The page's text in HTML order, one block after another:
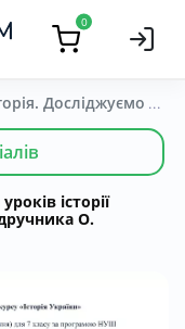
0
Досліджуємо
історії
О.